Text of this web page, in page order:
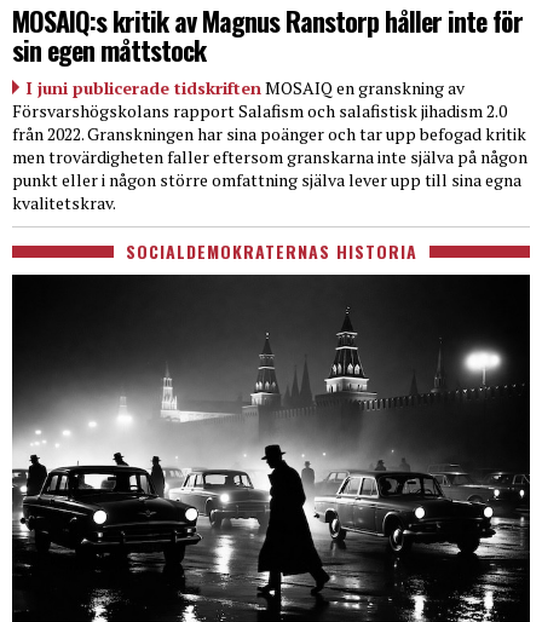
MOSAIQ:s kritik av Magnus Ranstorp håller inte för
sin egen måttstock
I juni publicerade tidskriftenMOSAIQ en granskning av
Försvarshögskolans rapport Salafism och salafistisk jihadism 2.0
från 2022. Granskningen har sina poänger och tar upp befogad kritik
men trovärdigheten faller eftersom granskarna inte själva på någon
punkt eller i någon större omfattning själva lever upp till sina egna
kvalitetskrav.
SOCIALDEMOKRATERNAS HISTORIA